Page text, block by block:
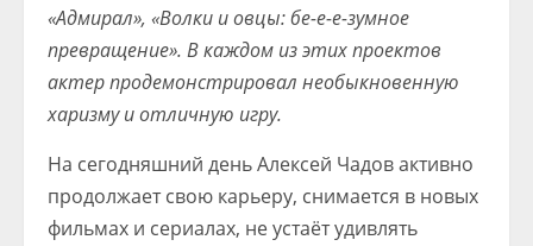
«Адмирал», «Волки и овцы: бе-е-е-зумное
превращение». В каждом из этих проектов
актер продемонстрировал необыкновенную
харизму и отличную игру.
На сегодняшний день Алексей Чадов активно
продолжает свою карьеру, снимается в новых
фильмах и сериалах, не устаёт удивлять